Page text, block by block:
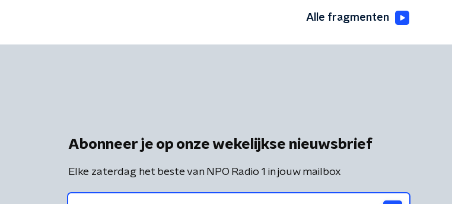
Alle fragmenten
Abonneer je op onze wekelijkse nieuwsbrief
Elke zaterdag het beste van NPO Radio 1 in jouw mailbox